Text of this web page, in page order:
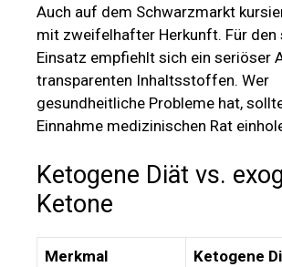
Auch auf dem Schwarzmarkt
mit zweifelhafter Herkunft. Für den
Einsatz empfiehlt sich ein seriöser
transparenten Inhaltsstoffen. Wer
gesundheitliche Probleme hat,
Einnahme medizinischen Rat
Ketogene Diät vs.
Ketone
Merkmal Ketogene